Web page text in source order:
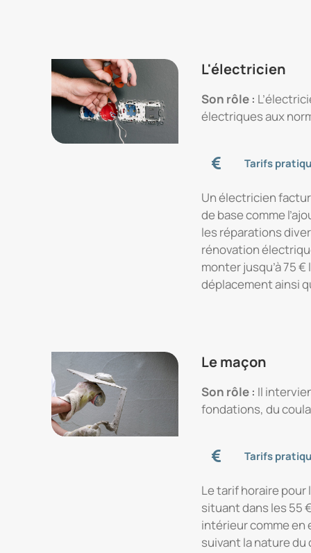
L'électricien
Son rôle :
électriques aux
Tarifs
Un électricien
de base comme
les réparations
rénovation
monter jusqu’à 75
déplacement ainsi
Le maçon
Son rôle : Il
fondations, du
Tarifs
Le tarif horaire pour
situant dans les 55
intérieur comme
suivant la nature